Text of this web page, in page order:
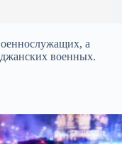
а
военных.